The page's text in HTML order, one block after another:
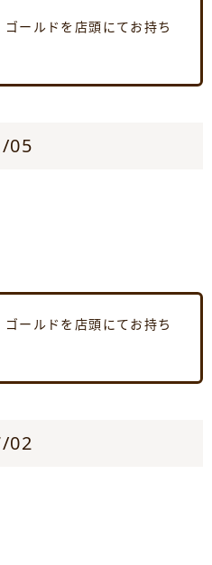
ールドを店頭にてお持ち
05
ールドを店頭にてお持ち
02